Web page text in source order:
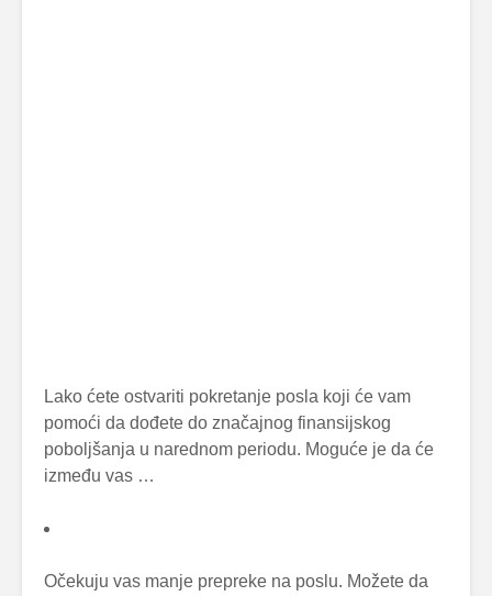
Lako ćete ostvariti pokretanje posla koji će vam
pomoći da dođete do značajnog finansijskog
poboljšanja u narednom periodu. Moguće je da će
između vas …
Očekuju vas manje prepreke na poslu. Možete da